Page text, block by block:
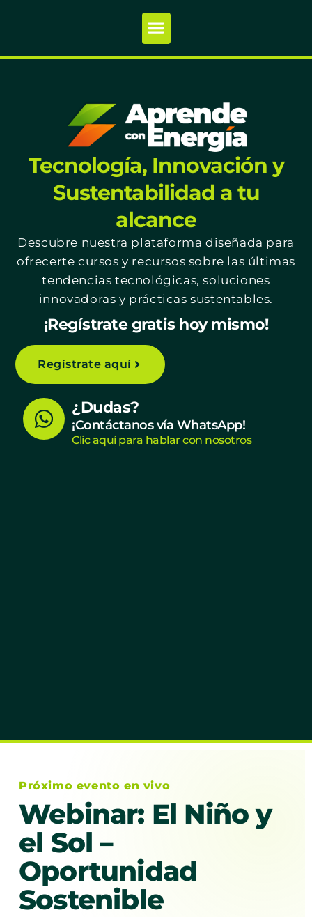
Tecnología, Innovación y
Sustentabilidad a tu
alcance
Descubre nuestra plataforma diseñada para
ofrecerte cursos y recursos sobre las últimas
tendencias tecnológicas, soluciones
innovadoras y prácticas sustentables.
¡Regístrate gratis hoy mismo!
Regístrate aquí
W
h
¿Dudas?
¡Contáctanos vía WhatsApp!
Clic aquí para hablar con nosotros
Próximo evento en vivo
Webinar: El Niño y
el Sol –
Oportunidad
Sostenible